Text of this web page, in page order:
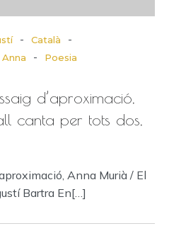
- Català -
Anna -
Poesia
d’aproximació,
canta per tots dos,
Anna Murià / El
Bartra En[…]